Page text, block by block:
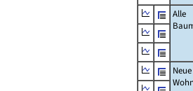
Alle
Neue